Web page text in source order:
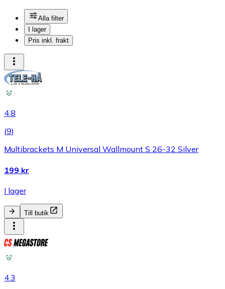
Alla filter
I lager
Pris inkl. frakt
4.8
(9)
Multibrackets M Universal Wallmount S 26-32 Silver
199 kr
I lager
Till butik
4.3